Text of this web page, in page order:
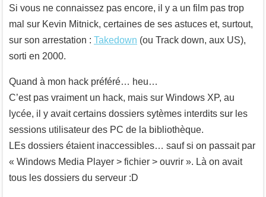
Si vous ne connaissez pas encore, il y a un film pas trop
mal sur Kevin Mitnick, certaines de ses astuces et, surtout,
sur son arrestation : Takedown (ou Track down, aux US),
sorti en 2000.
Quand à mon hack préféré… heu…
C’est pas vraiment un hack, mais sur Windows XP, au
lycée, il y avait certains dossiers sytèmes interdits sur les
sessions utilisateur des PC de la bibliothèque.
LEs dossiers étaient inaccessibles… sauf si on passait par
« Windows Media Player > fichier > ouvrir ». Là on avait
tous les dossiers du serveur :D